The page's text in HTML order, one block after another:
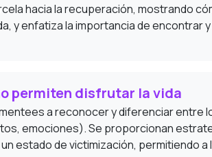
hacia la recuperación, mostrando
y enfatiza la importancia de
permiten disfrutar la vida
a reconocer y diferenciar
emociones). Se proporcionan
estado de victimización, permitiendo